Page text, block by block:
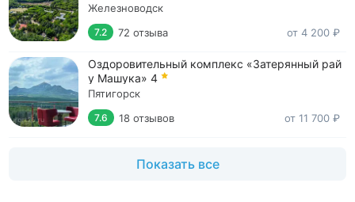
Железноводск
7.2 72 отзыва от 4 200 ₽
Оздоровительный комплекс «Затерянный рай
у Машука» 4
Пятигорск
7.6 18 отзывов от 11 700 ₽
Показать все